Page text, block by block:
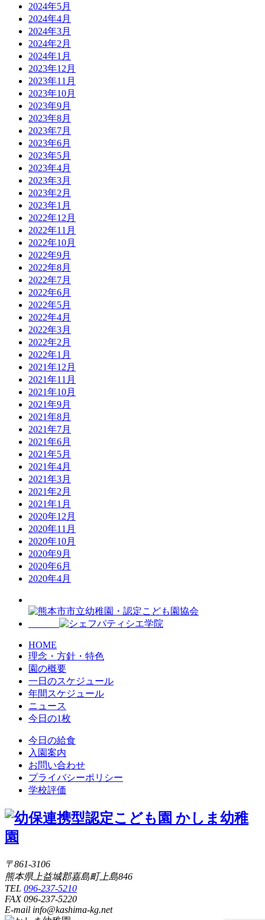
2024年5月
2024年4月
2024年3月
2024年2月
2024年1月
2023年12月
2023年11月
2023年10月
2023年9月
2023年8月
2023年7月
2023年6月
2023年5月
2023年4月
2023年3月
2023年2月
2023年1月
2022年12月
2022年11月
2022年10月
2022年9月
2022年8月
2022年7月
2022年6月
2022年5月
2022年4月
2022年3月
2022年2月
2022年1月
2021年12月
2021年11月
2021年10月
2021年9月
2021年8月
2021年7月
2021年6月
2021年5月
2021年4月
2021年3月
2021年2月
2021年1月
2020年12月
2020年11月
2020年10月
2020年9月
2020年6月
2020年4月
HOME
理念・方針・特色
園の概要
一日のスケジュール
年間スケジュール
ニュース
今日の1枚
今日の給食
入園案内
お問い合わせ
プライバシーポリシー
学校評価
〒861-3106
熊本県上益城郡嘉島町上島846
TEL 096-237-5210
FAX 096-237-5220
E-mail info@kashima-kg.net